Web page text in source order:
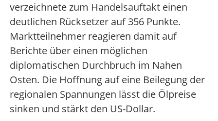
verzeichnete zum Handelsauftakt einen
deutlichen Rücksetzer auf 356 Punkte.
Marktteilnehmer reagieren damit auf
Berichte über einen möglichen
diplomatischen Durchbruch im Nahen
Osten. Die Hoffnung auf eine Beilegung der
regionalen Spannungen lässt die Ölpreise
sinken und stärkt den US-Dollar.